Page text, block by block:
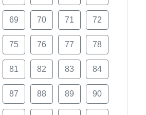
69 70 71 72
75 76 77 78
81 82 83 84
87 88 89 90